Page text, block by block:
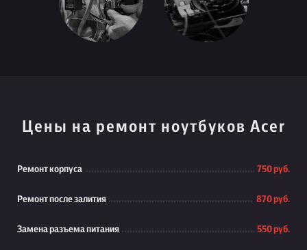
Цены на ремонт ноутбуков Acer
Ремонт корпуса 750 руб.
Ремонт после залития 870 руб.
Замена разъема питания 550 руб.